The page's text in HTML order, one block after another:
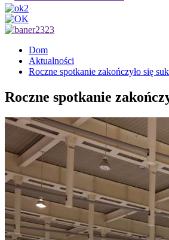
Dom
Aktualności
Roczne spotkanie zakończyło się
Roczne spotkanie